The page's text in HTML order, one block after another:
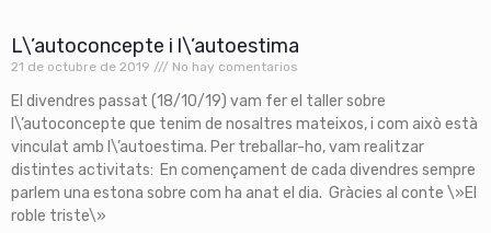
L\’autoconcepte i l\’autoestima
21 de octubre de 2019 No hay comentarios
El divendres passat (18/10/19) vam fer el taller sobre
l\’autoconcepte que tenim de nosaltres mateixos, i com això està
vinculat amb l\’autoestima. Per treballar-ho, vam realitzar
distintes activitats: En començament de cada divendres sempre
parlem una estona sobre com ha anat el dia. Gràcies al conte \»El
roble triste\»